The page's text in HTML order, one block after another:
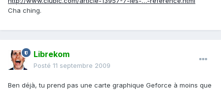
Cha ching.
Librekom
Posté 11 septembre 2009
Ben déjà, tu prend pas une carte graphique Geforce à moins que